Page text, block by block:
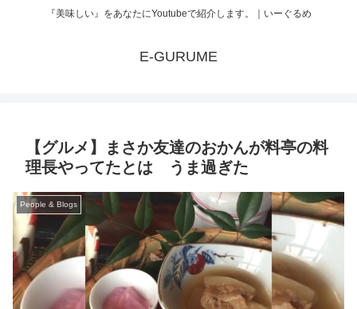
『美味しい』をあなたにYoutubeで紹介します。｜いーぐるめ
E-GURUME
【グルメ】まさか友達のおかんが料亭の料
理長やってたとは うま過ぎた
People & Blogs